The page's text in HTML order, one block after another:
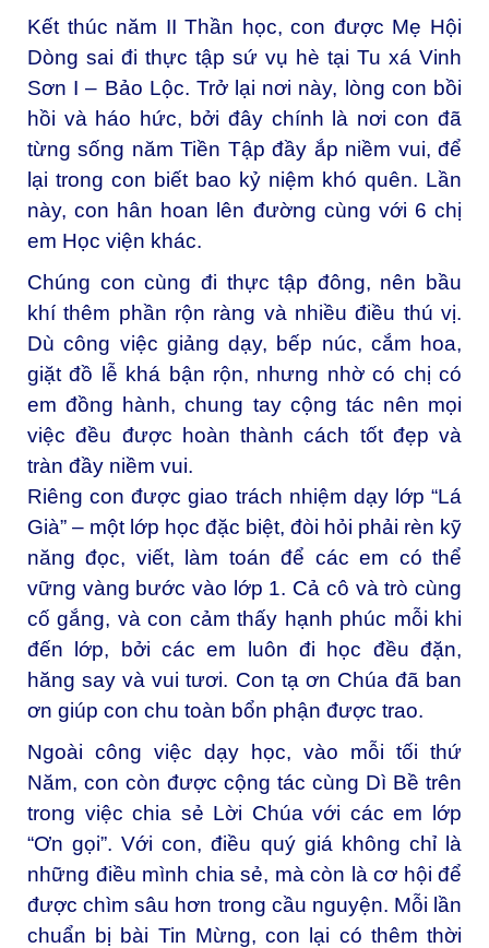
Kết thúc năm II Thần học, con được Mẹ Hội
Dòng sai đi thực tập sứ vụ hè tại Tu xá Vinh
Sơn I – Bảo Lộc. Trở lại nơi này, lòng con bồi
hồi và háo hức, bởi đây chính là nơi con đã
từng sống năm Tiền Tập đầy ắp niềm vui, để
lại trong con biết bao kỷ niệm khó quên. Lần
này, con hân hoan lên đường cùng với 6 chị
em Học viện khác.
Chúng con cùng đi thực tập đông, nên bầu
khí thêm phần rộn ràng và nhiều điều thú vị.
Dù công việc giảng dạy, bếp núc, cắm hoa,
giặt đồ lễ khá bận rộn, nhưng nhờ có chị có
em đồng hành, chung tay cộng tác nên mọi
việc đều được hoàn thành cách tốt đẹp và
tràn đầy niềm vui.
Riêng con được giao trách nhiệm dạy lớp “Lá
Già” – một lớp học đặc biệt, đòi hỏi phải rèn kỹ
năng đọc, viết, làm toán để các em có thể
vững vàng bước vào lớp 1. Cả cô và trò cùng
cố gắng, và con cảm thấy hạnh phúc mỗi khi
đến lớp, bởi các em luôn đi học đều đặn,
hăng say và vui tươi. Con tạ ơn Chúa đã ban
ơn giúp con chu toàn bổn phận được trao.
Ngoài công việc dạy học, vào mỗi tối thứ
Năm, con còn được cộng tác cùng Dì Bề trên
trong việc chia sẻ Lời Chúa với các em lớp
“Ơn gọi”. Với con, điều quý giá không chỉ là
những điều mình chia sẻ, mà còn là cơ hội để
được chìm sâu hơn trong cầu nguyện. Mỗi lần
chuẩn bị bài Tin Mừng, con lại có thêm thời